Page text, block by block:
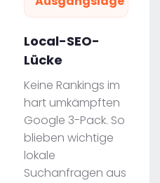
Local-SEO-
Lücke
Keine Rankings im
hart umkämpften
Google 3-Pack. So
blieben wichtige
lokale
Suchanfragen aus